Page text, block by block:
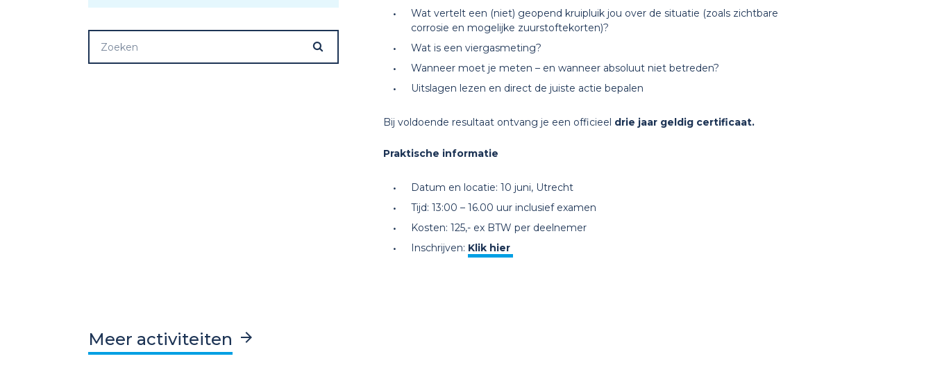
Wat vertelt een (niet) geopend kruipluik jou over de situatie (zoals zichtbare
corrosie en mogelijke zuurstoftekorten)?
Wat is een viergasmeting?
Wanneer moet je meten – en wanneer absoluut niet betreden?
Uitslagen lezen en direct de juiste actie bepalen
Bij voldoende resultaat ontvang je een officieel drie jaar geldig certificaat.
Praktische informatie
Datum en locatie: 10 juni, Utrecht
Tijd: 13:00 – 16.00 uur inclusief examen
Kosten: 125,- ex BTW per deelnemer
Inschrijven: Klik hier
Meer activiteiten